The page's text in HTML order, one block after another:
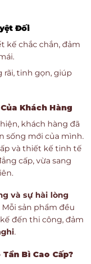
Đối
kế chắc chắn, đảm
rãi, tinh gọn, giúp
Khách Hàng
khách hàng đã
sống mới của mình.
và thiết kế tinh tế
cấp, vừa sang
và sự hài lòng
Mỗi sản phẩm đều
đến thi công, đảm
.
Bì Cao Cấp?